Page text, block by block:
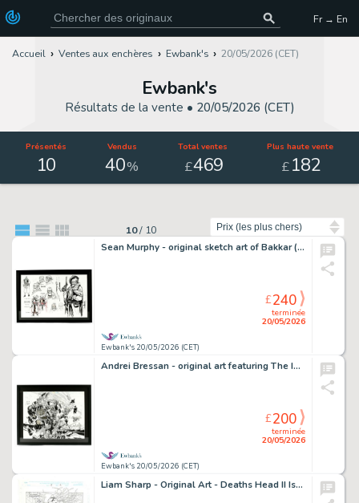
Fr → En
Accueil Ventes aux enchères Ewbank's 20/05/2026 (CET)
Ewbank's
Résultats de la vente • 20/05/2026 (CET)
Présentés
10
Vendus
40%
Total ventes
£469
Plus haute vente
£182
10/ 10
Sean Murphy - original sketch art of Bakkar (Batman: Curse of the White Knight) - later collected…
Ewbank's 20/05/2026 (CET)
terminée
20/05/2026
£240
Andrei Bressan - original art featuring The Incredible Hulk - Framed and Glazed (Private…
Ewbank's 20/05/2026 (CET)
terminée
20/05/2026
£200
Liam Sharp - Original Art - Deaths Head II Issue No. 19 Page No. 4 - unpublished original art page…